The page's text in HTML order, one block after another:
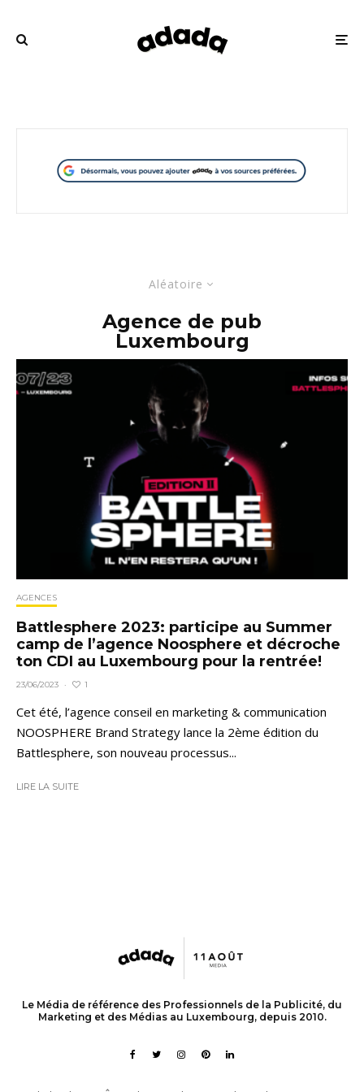
Aléatoire
Agence de pub
Luxembourg
AGENCES
Battlesphere 2023: participe au Summer
camp de l’agence Noosphere et décroche
ton CDI au Luxembourg pour la rentrée!
23/06/2023 · 1
Cet été, l’agence conseil en marketing & communication
NOOSPHERE Brand Strategy lance la 2ème édition du
Battlesphere, son nouveau processus...
LIRE LA SUITE
Le Média de référence des Professionnels de la Publicité, du
Marketing et des Médias au Luxembourg, depuis 2010.